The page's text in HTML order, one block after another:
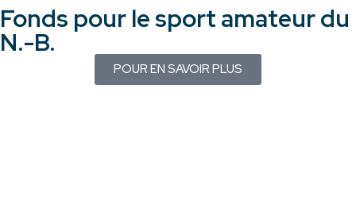
Fonds pour le sport amateur du
N.-B.
POUR EN SAVOIR PLUS